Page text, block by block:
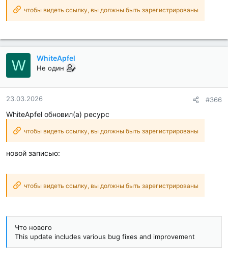
чтобы видеть ссылку, вы должны быть зарегистрированы
W WhiteApfel
Не один
23.03.2026 #366
WhiteApfel обновил(а) ресурс
чтобы видеть ссылку, вы должны быть зарегистрированы
новой записью:
чтобы видеть ссылку, вы должны быть зарегистрированы
Что нового
This update includes various bug fixes and improvement